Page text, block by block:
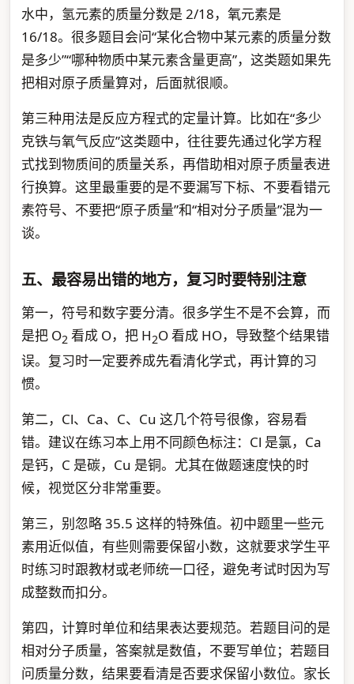
水中，氢元素的质量分数是 2/18，氧元素是
16/18。很多题目会问“某化合物中某元素的质量分数
是多少”“哪种物质中某元素含量更高”，这类题如果先
把相对原子质量算对，后面就很顺。
第三种用法是反应方程式的定量计算。比如在“多少
克铁与氧气反应”这类题中，往往要先通过化学方程
式找到物质间的质量关系，再借助相对原子质量表进
行换算。这里最重要的是不要漏写下标、不要看错元
素符号、不要把“原子质量”和“相对分子质量”混为一
谈。
五、最容易出错的地方，复习时要特别注意
第一，符号和数字要分清。很多学生不是不会算，而
是把 O2 看成 O，把 H2O 看成 HO，导致整个结果错
误。复习时一定要养成先看清化学式，再计算的习
惯。
第二，Cl、Ca、C、Cu 这几个符号很像，容易看
错。建议在练习本上用不同颜色标注：Cl 是氯，Ca
是钙，C 是碳，Cu 是铜。尤其在做题速度快的时
候，视觉区分非常重要。
第三，别忽略 35.5 这样的特殊值。初中题里一些元
素用近似值，有些则需要保留小数，这就要求学生平
时练习时跟教材或老师统一口径，避免考试时因为写
成整数而扣分。
第四，计算时单位和结果表达要规范。若题目问的是
相对分子质量，答案就是数值，不要写单位；若题目
问质量分数，结果要看清是否要求保留小数位。家长